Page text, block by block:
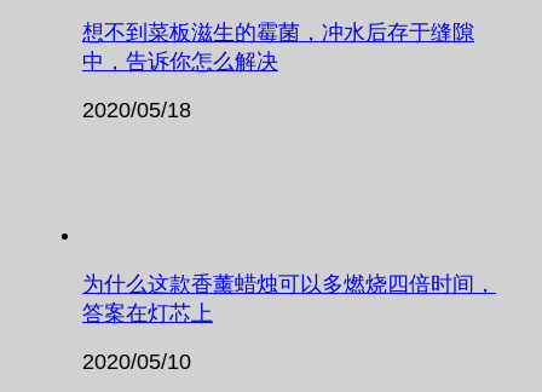
想不到菜板滋生的霉菌，冲水后存于缝隙
中，告诉你怎么解决
2020/05/18
为什么这款香薰蜡烛可以多燃烧四倍时间，
答案在灯芯上
2020/05/10